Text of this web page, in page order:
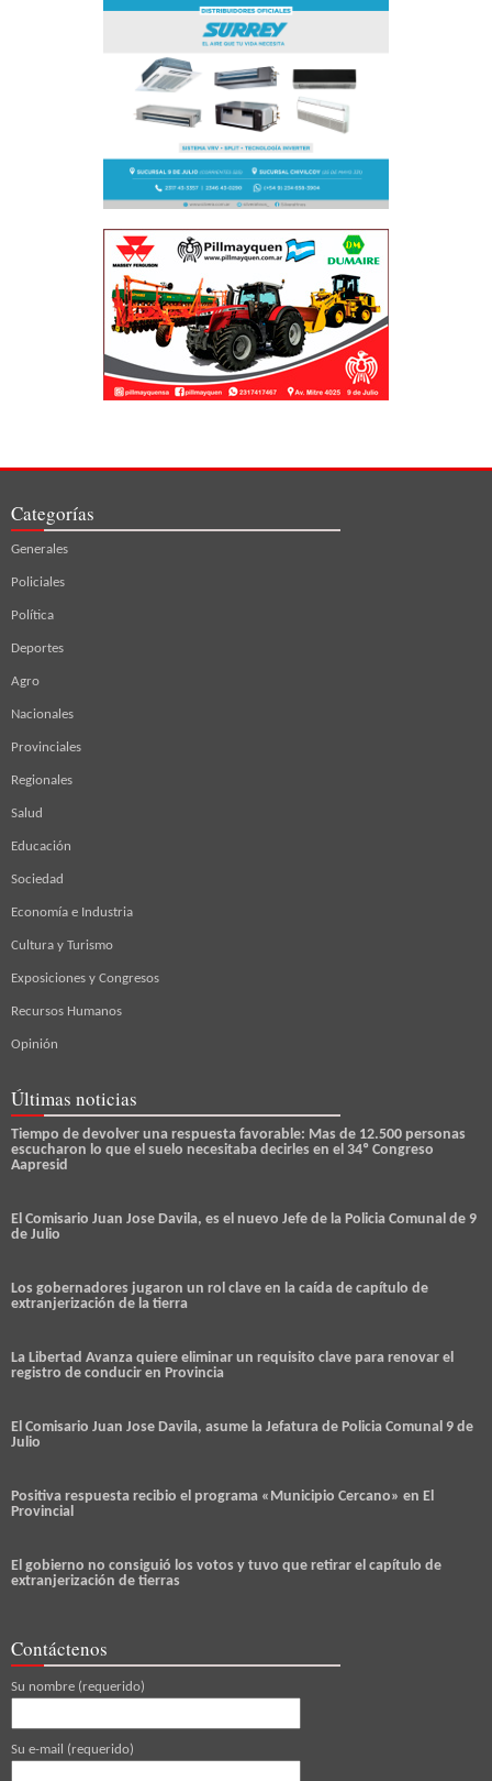
Categorías
Generales
Policiales
Política
Deportes
Agro
Nacionales
Provinciales
Regionales
Salud
Educación
Sociedad
Economía e Industria
Cultura y Turismo
Exposiciones y Congresos
Recursos Humanos
Opinión
Últimas noticias
Tiempo de devolver una respuesta favorable: Mas de 12.500 personas
escucharon lo que el suelo necesitaba decirles en el 34º Congreso
Aapresid
El Comisario Juan Jose Davila, es el nuevo Jefe de la Policia Comunal de 9
de Julio
Los gobernadores jugaron un rol clave en la caída de capítulo de
extranjerización de la tierra
La Libertad Avanza quiere eliminar un requisito clave para renovar el
registro de conducir en Provincia
El Comisario Juan Jose Davila, asume la Jefatura de Policia Comunal 9 de
Julio
Positiva respuesta recibio el programa «Municipio Cercano» en El
Provincial
El gobierno no consiguió los votos y tuvo que retirar el capítulo de
extranjerización de tierras
Contáctenos
Su nombre (requerido)
Su e-mail (requerido)